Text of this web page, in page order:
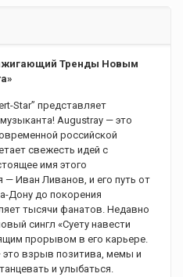
Тренды Новым
Star” представляет
Augustray — это
российской
свежесть идей с
имя этого
— Иван Ливанов, и его путь от
Дону до покорения
тысячи фанатов. Недавно
сингл «Суету навести
прорывом в его карьере.
это взрыв позитива, мемы и
и улыбаться.